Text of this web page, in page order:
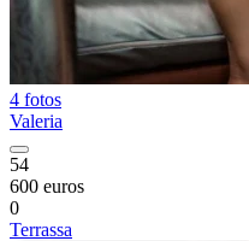
4 fotos
Valeria
54
600 euros
0
Terrassa